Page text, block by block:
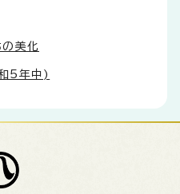
の美化
5年中)